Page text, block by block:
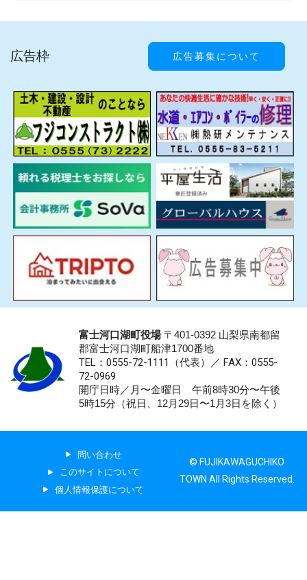
広告枠 広告募集について
富士河口湖町役場〒401-0392 山梨県南都留
郡富士河口湖町船津1700番地
TEL：0555-72-1111 （代表）／ FAX：0555-
72-0969
開庁日時／月〜金曜日 午前8時30分〜午後
5時15分（祝日、12月29日〜1月3日を除く）
問い合わせ
このサイトについて
個人情報保護について
© FUJIKAWAGUCHIKO
TOWN All Rights Reserved.